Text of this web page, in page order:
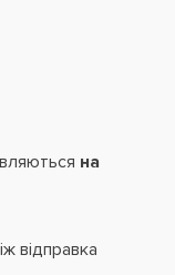
на
відправка